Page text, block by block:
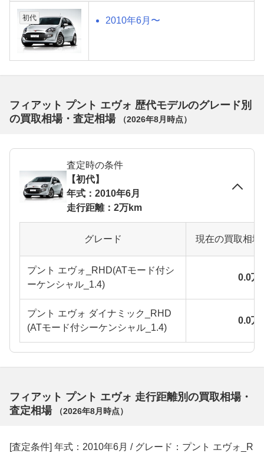
初代 2010年6月〜
フィアット プント エヴォ 歴代モデルのグレード別
の買取相場・査定相場
（2026年8月 時点）
査定時の条件
【初代】
年式：2010年6月
走行距離：2万km
グレード 現在の買取相
プント エヴォ_RHD(ATモード付シ
ーケンシャル_1.4)
0.0万
プント エヴォ ダイナミック_RHD
(ATモード付シーケンシャル_1.4)
0.0万
フィアット プント エヴォ 走行距離別の買取相場・
査定相場
（2026年8月 時点）
[査定条件] 年式：2010年6月 / グレード：プント エヴォ_R